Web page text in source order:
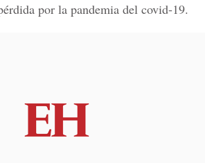
por la pandemia del covid-19.